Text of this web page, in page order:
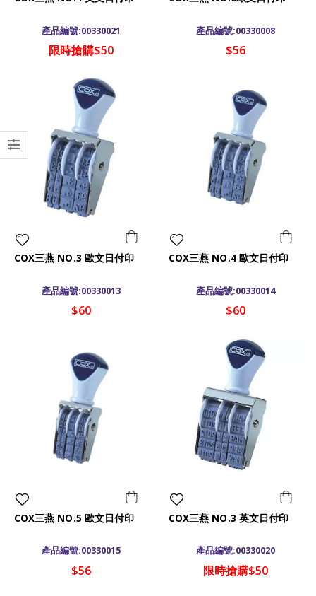
產品編號:00330021
限時搶購$50
產品編號:00330008
$56
COX三燕 NO.3 歐文日付印
產品編號:00330013
$60
COX三燕 NO.4 歐文日付印
產品編號:00330014
$60
COX三燕 NO.5 歐文日付印
產品編號:00330015
$56
COX三燕 NO.3 英文日付印
產品編號:00330020
限時搶購$50